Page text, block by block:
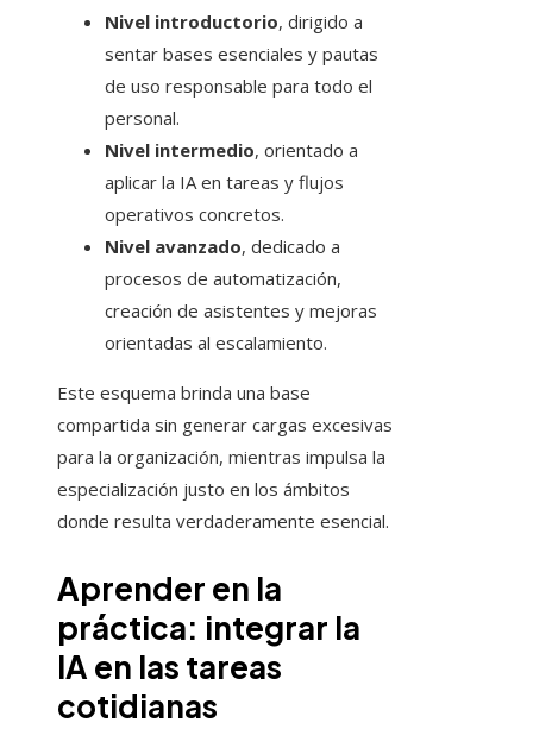
Nivel introductorio, dirigido a
sentar bases esenciales y pautas
de uso responsable para todo el
personal.
Nivel intermedio, orientado a
aplicar la IA en tareas y flujos
operativos concretos.
Nivel avanzado, dedicado a
procesos de automatización,
creación de asistentes y mejoras
orientadas al escalamiento.
Este esquema brinda una base
compartida sin generar cargas excesivas
para la organización, mientras impulsa la
especialización justo en los ámbitos
donde resulta verdaderamente esencial.
Aprender en la
práctica: integrar la
IA en las tareas
cotidianas